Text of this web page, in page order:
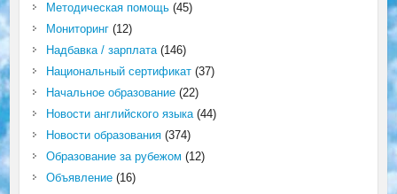
Методическая помощь(45)
Мониторинг(12)
Надбавка / зарплата(146)
Национальный сертификат(37)
Начальное образование(22)
Новости английского языка(44)
Новости образования(374)
Образование за рубежом (12)
Объявление(16)